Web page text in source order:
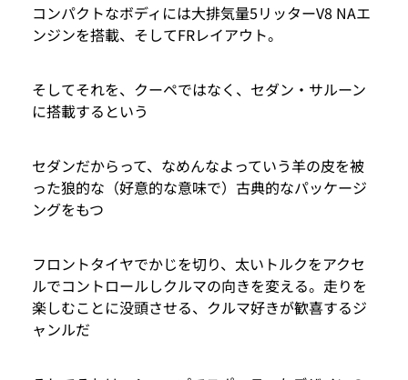
コンパクトなボディには大排気量5リッターV8 NAエ
ンジンを搭載、そしてFRレイアウト。
そしてそれを、クーペではなく、セダン・サルーン
に搭載するという
セダンだからって、なめんなよっていう羊の皮を被
った狼的な（好意的な意味で）古典的なパッケージ
ングをもつ
フロントタイヤでかじを切り、太いトルクをアクセ
ルでコントロールしクルマの向きを変える。走りを
楽しむことに没頭させる、クルマ好きが歓喜するジ
ャンルだ